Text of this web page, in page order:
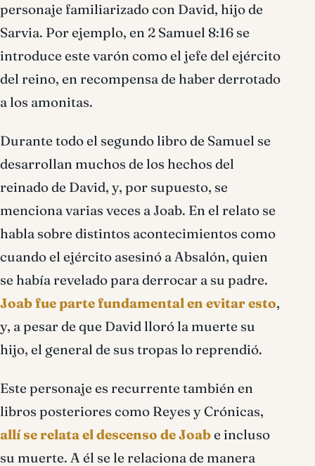
personaje familiarizado con David, hijo de
Sarvia. Por ejemplo, en 2 Samuel 8:16 se
introduce este varón como el jefe del ejército
del reino, en recompensa de haber derrotado
a los amonitas.
Durante todo el segundo libro de Samuel se
desarrollan muchos de los hechos del
reinado de David, y, por supuesto, se
menciona varias veces a Joab. En el relato se
habla sobre distintos acontecimientos como
cuando el ejército asesinó a Absalón, quien
se había revelado para derrocar a su padre.
Joab fue parte fundamental en evitar esto,
y, a pesar de que David lloró la muerte su
hijo, el general de sus tropas lo reprendió.
Este personaje es recurrente también en
libros posteriores como Reyes y Crónicas,
allí se relata el descenso de Joabe incluso
su muerte. A él se le relaciona de manera